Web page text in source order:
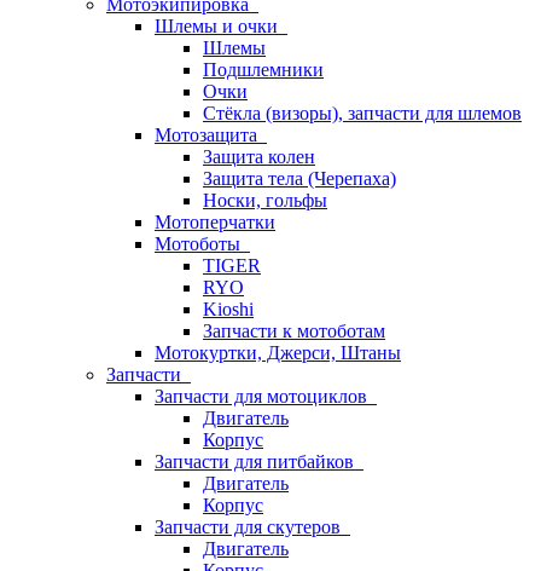
Мотоэкипировка
Шлемы и очки
Шлемы
Подшлемники
Очки
Стёкла (визоры), запчасти для шлемов
Мотозащита
Защита колен
Защита тела (Черепаха)
Носки, гольфы
Мотоперчатки
Мотоботы
TIGER
RYO
Kioshi
Запчасти к мотоботам
Мотокуртки, Джерси, Штаны
Запчасти
Запчасти для мотоциклов
Двигатель
Корпус
Запчасти для питбайков
Двигатель
Корпус
Запчасти для скутеров
Двигатель